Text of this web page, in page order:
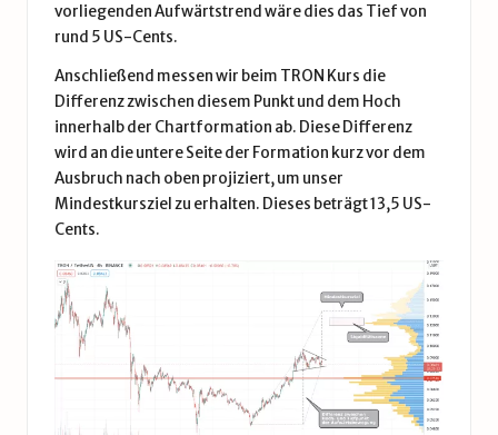
vorliegenden Aufwärtstrend wäre dies das Tief von
rund 5 US-Cents.
Anschließend messen wir beim TRON Kurs die
Differenz zwischen diesem Punkt und dem Hoch
innerhalb der Chartformation ab. Diese Differenz
wird an die untere Seite der Formation kurz vor dem
Ausbruch nach oben projiziert, um unser
Mindestkursziel zu erhalten. Dieses beträgt 13,5 US-
Cents.